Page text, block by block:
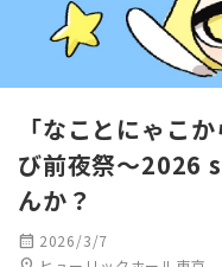
「なことにゃこ
び前夜祭～2026
んか？
calendar_month 2026/3/7